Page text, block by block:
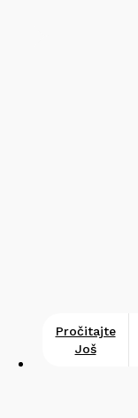
Pročitajte
Još